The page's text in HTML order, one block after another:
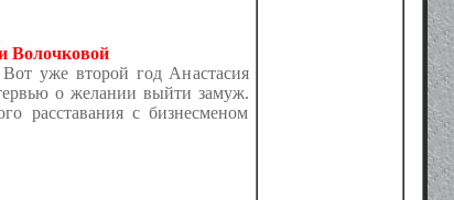
Волочковой
уже второй год Анастасия
о желании выйти замуж.
расставания с бизнесменом